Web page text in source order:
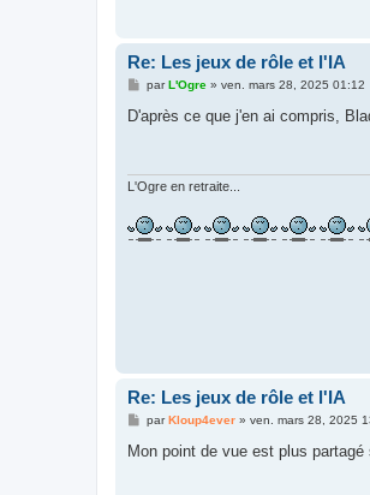
Re: Les jeux de rôle et l'IA
M
s
parL'Ogre» ven. mars 28, 2025 01:12
D'après ce que j'en ai compris,
L'Ogre en retraite...
Re: Les jeux de rôle et l'IA
M
s
parKloup4ever» ven. mars 28, 2025
Mon point de vue est plus partagé